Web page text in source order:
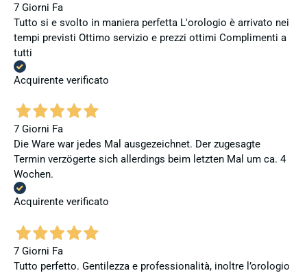
7 Giorni Fa
Tutto si e svolto in maniera perfetta L'orologio è arrivato nei
tempi previsti Ottimo servizio e prezzi ottimi Complimenti a
tutti
Acquirente verificato
7 Giorni Fa
Die Ware war jedes Mal ausgezeichnet. Der zugesagte
Termin verzögerte sich allerdings beim letzten Mal um ca. 4
Wochen.
Acquirente verificato
7 Giorni Fa
Tutto perfetto. Gentilezza e professionalità, inoltre l’orologio